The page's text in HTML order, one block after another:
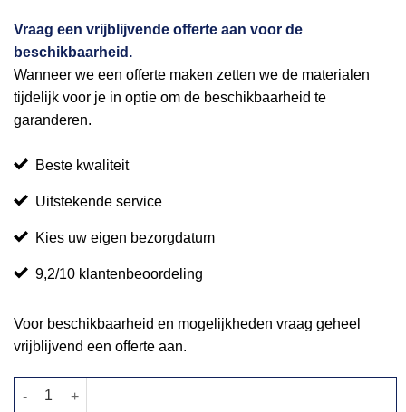
Vraag een vrijblijvende offerte aan voor de
beschikbaarheid.
Wanneer we een offerte maken zetten we de materialen
tijdelijk voor je in optie om de beschikbaarheid te
garanderen.
Beste kwaliteit
Uitstekende service
Kies uw eigen bezorgdatum
9,2/10 klantenbeoordeling
Voor beschikbaarheid en mogelijkheden vraag geheel
vrijblijvend een offerte aan.
Afvalbak steigerhout aantal